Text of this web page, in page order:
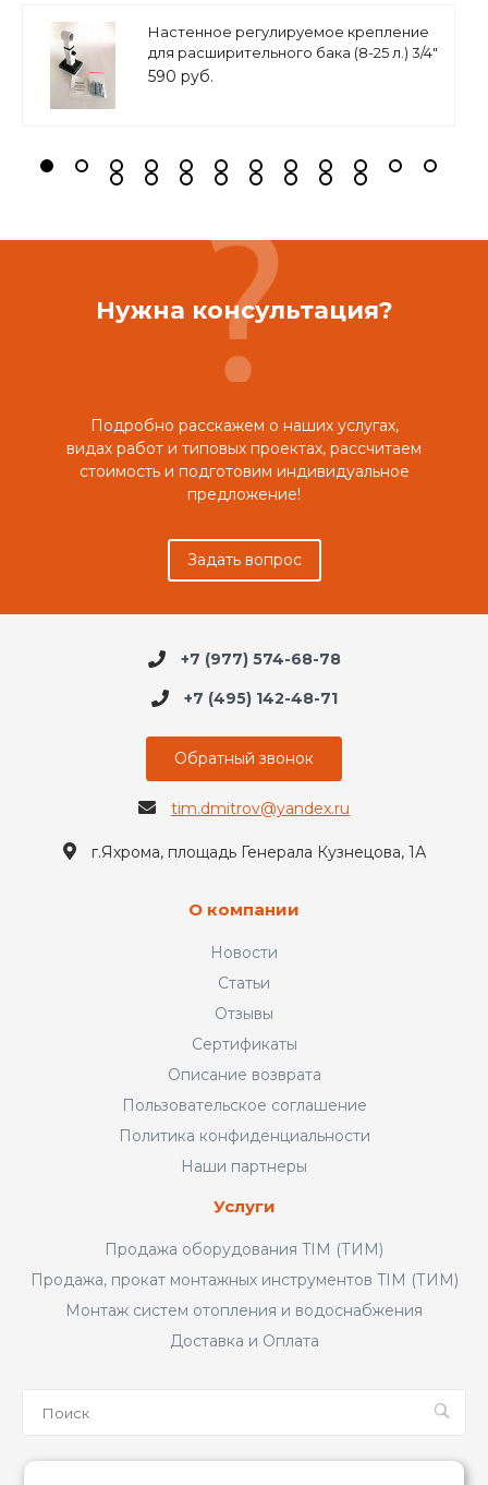
Настенное регулируемое крепление
для расширительного бака (8-25 л.) 3/4"
белое, ASKON
590 руб.
Нужна консультация?
Подробно расскажем о наших услугах,
видах работ и типовых проектах, рассчитаем
стоимость и подготовим индивидуальное
предложение!
Задать вопрос
+7 (977) 574-68-78
+7 (495) 142-48-71
Обратный звонок
tim.dmitrov@yandex.ru
г.Яхрома, площадь Генерала Кузнецова, 1А
О компании
Новости
Статьи
Отзывы
Сертификаты
Описание возврата
Пользовательское соглашение
Политика конфиденциальности
Наши партнеры
Услуги
Продажа оборудования TIM (ТИМ)
Продажа, прокат монтажных инструментов TIM (ТИМ)
Монтаж систем отопления и водоснабжения
Доставка и Оплата